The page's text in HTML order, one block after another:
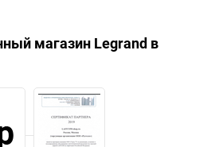
магазин Legrand в